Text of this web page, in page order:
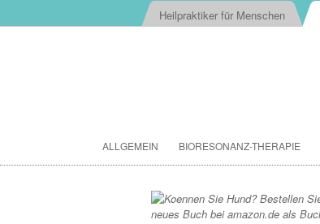
Heilpraktiker für Menschen
ALLGEMEIN BIORESONANZ-THERAPIE